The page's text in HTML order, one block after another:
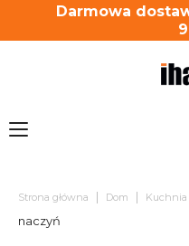
Darmowa
Strona główna | Dom | Kuchnia
naczyń